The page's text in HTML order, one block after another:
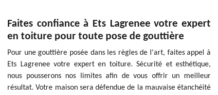
Faites confiance à Ets Lagrenee votre expert
en toiture pour toute pose de gouttière
Pour une gouttière posée dans les règles de l'art, faites appel à
Ets Lagrenee votre expert en toiture. Sécurité et esthétique,
nous pousserons nos limites afin de vous offrir un meilleur
résultat. Votre maison sera défendue de la mauvaise étanchéité